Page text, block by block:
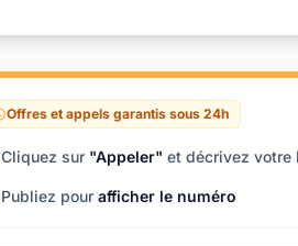
Offres et appels garantis sous 24h
Cliquez sur "Appeler" et décrivez votre
Publiez pour afficher le numéro